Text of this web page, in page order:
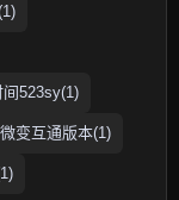
523sy(1)
变互通版本(1)